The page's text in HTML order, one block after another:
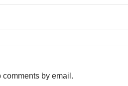
comments by email.